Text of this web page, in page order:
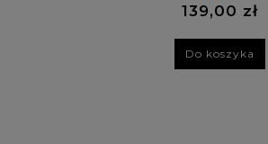
139,00 zł
Do koszyka